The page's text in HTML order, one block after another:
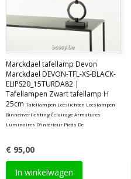
Marckdael tafellamp Devon
Marckdael DEVON-TFL-XS-BLACK-
ELIPS20_15TURDA82 |
Tafellampen Zwart tafellamp H
25cm Tafellampen Leeslichten Leeslampen
Binnenverlichting Éclairage Armatures
Luminaires D'intérieur Pieds De
€ 95,00
In winkelwagen